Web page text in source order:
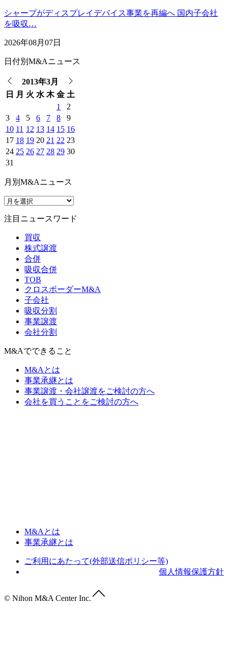
シャープがディスプレイデバイス事業を再編へ 国内子会社
を吸収…
2026年08月07日
日付別M&Aニュース
2013年3月
日
月 火 水 木 金 土
1
2
3
4 5 6 7 8
9
10 11 12 13 14 15 16
17 18 19 20 21 22 23
24 25 26 27 28 29 30
31
月別M&Aニュース
注目ニュースワード
買収
株式譲渡
合併
吸収合併
TOB
クロスボーダーM&A
子会社
吸収分割
事業譲渡
会社分割
M&Aでできること
M&Aとは
事業承継とは
事業譲渡・会社譲渡をご検討の方へ
会社を買うことをご検討の方へ
M&Aとは
事業承継とは
ご利用にあたって(外部送信ポリシー等)
個人情報保護方針
© Nihon M&A Center Inc.